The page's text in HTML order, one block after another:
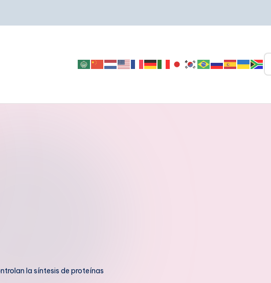
la síntesis de proteínas